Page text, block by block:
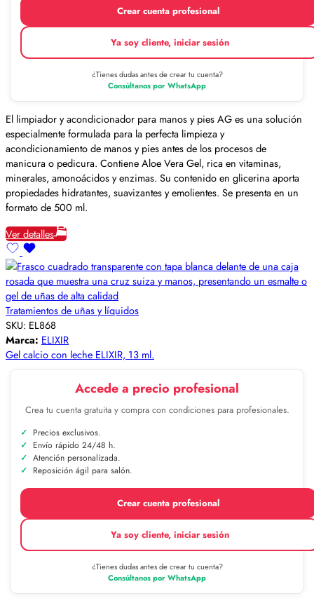
Crear cuenta profesional
Ya soy cliente, iniciar sesión
¿Tienes dudas antes de crear tu cuenta?
Consúltanos por WhatsApp
El limpiador y acondicionador para manos y pies AG es una solución
especialmente formulada para la perfecta limpieza y
acondicionamiento de manos y pies antes de los procesos de
manicura o pedicura. Contiene Aloe Vera Gel, rica en vitaminas,
minerales, amonoácidos y enzimas. Su contenido en glicerina aporta
propiedades hidratantes, suavizantes y emolientes. Se presenta en un
formato de 500 ml.
Ver detalles
Tratamientos de uñas y líquidos
SKU: EL868
Marca: ELIXIR
Gel calcio con leche ELIXIR, 13 ml.
Accede a precio profesional
Crea tu cuenta gratuita y compra con condiciones para profesionales.
Precios exclusivos.
Envío rápido 24/48 h.
Atención personalizada.
Reposición ágil para salón.
Crear cuenta profesional
Ya soy cliente, iniciar sesión
¿Tienes dudas antes de crear tu cuenta?
Consúltanos por WhatsApp